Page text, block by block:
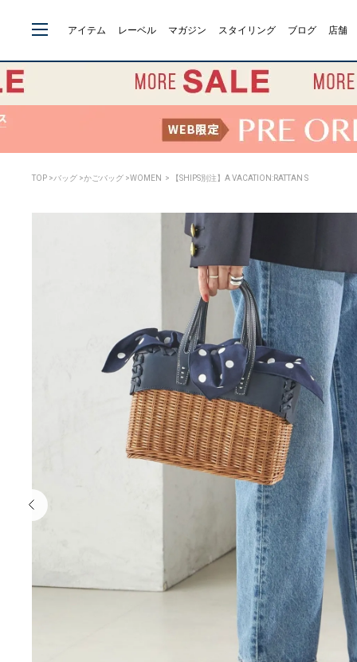
アイテム レーベル マガジン スタイリング ブログ 店舗
TOP >バッグ >かごバッグ >WOMEN > 【SHIPS別注】A VACATION:RATTAN S